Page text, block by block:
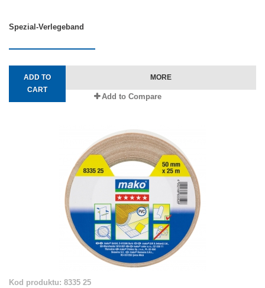
Spezial-Verlegeband
ADD TO
CART
MORE
Add to Compare
Kod produktu: 8335 25